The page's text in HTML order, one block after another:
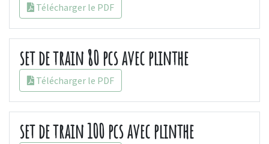
Télécharger le PDF
set de train 80 pcs avec plinthe
Télécharger le PDF
set de train 100 pcs avec plinthe